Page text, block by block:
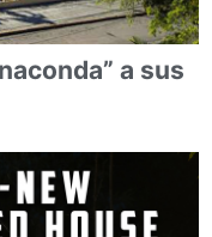
a sus